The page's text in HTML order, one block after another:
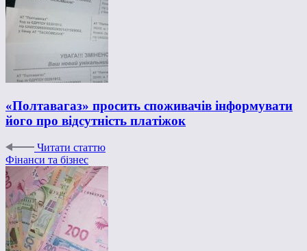
«Полтавагаз» просить споживачів інформувати
його про відсутність платіжок
Читати статтю
Фінанси та бізнес